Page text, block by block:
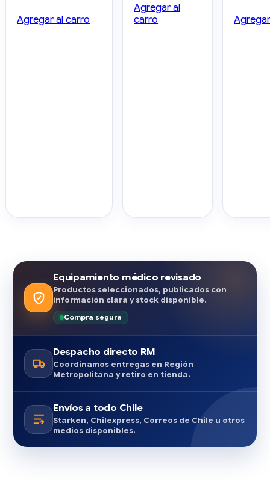
Agregar al carro
Agregar al
carro
Equipamiento médico revisado
Productos seleccionados, publicados con
información clara y stock disponible.
Compra segura
Despacho directo RM
Coordinamos entregas en Región
Metropolitana y retiro en tienda.
Envíos a todo Chile
Starken, Chilexpress, Correos de Chile u otros
medios disponibles.